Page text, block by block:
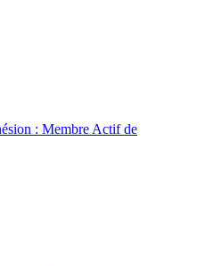
: Membre Actif de